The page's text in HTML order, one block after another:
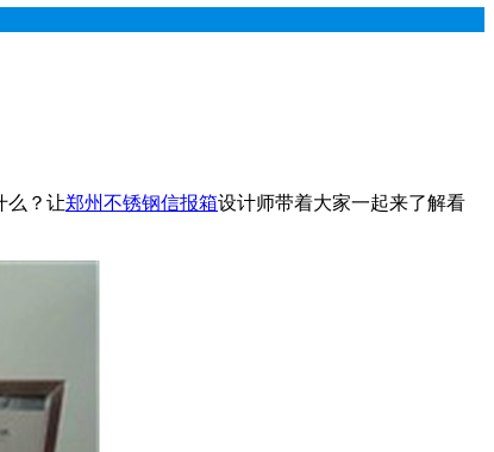
么？让郑州不锈钢信报箱设计师带着大家一起来了解看